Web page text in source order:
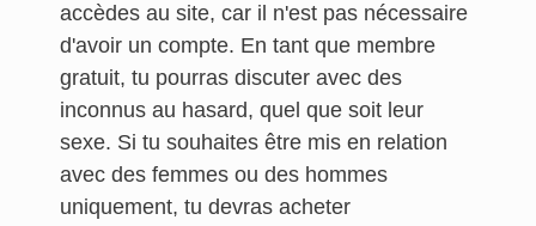
accèdes au site, car il n'est pas nécessaire
d'avoir un compte. En tant que membre
gratuit, tu pourras discuter avec des
inconnus au hasard, quel que soit leur
sexe. Si tu souhaites être mis en relation
avec des femmes ou des hommes
uniquement, tu devras acheter